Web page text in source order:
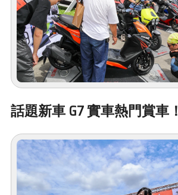
話題新車 G7 實車熱門賞車！